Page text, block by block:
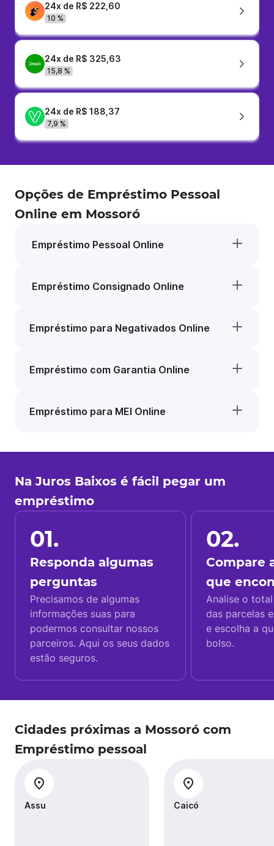
24x de R$ 222,60
10 %
24x de R$ 325,63
15,8 %
24x de R$ 188,37
7,9 %
Opções de Empréstimo Pessoal
Online em Mossoró
Empréstimo Pessoal Online
Empréstimo Consignado Online
Empréstimo para Negativados Online
Empréstimo com Garantia Online
Empréstimo para MEI Online
Na Juros Baixos é fácil pegar um
empréstimo
01.
Responda algumas
perguntas
Precisamos de algumas
informações suas para
podermos consultar nossos
parceiros. Aqui os seus dados
estão seguros.
02.
Compare
que
Analise o
das parcelas
e escolha a
bolso.
Cidades próximas a Mossoró com
Empréstimo pessoal
Assu Caicó